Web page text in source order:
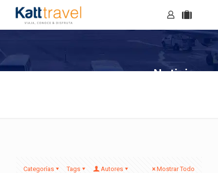
Noticias
Categorías Tags Autores Mostrar Todo